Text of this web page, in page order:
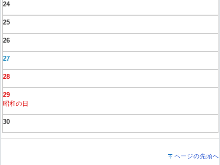
24
25
26
27
28
29
昭和の日
30
ページの先頭へ